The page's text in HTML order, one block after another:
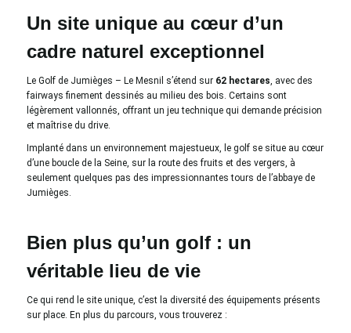
Un site unique au cœur d’un
cadre naturel exceptionnel
Le Golf de Jumièges – Le Mesnil s’étend sur 62 hectares , avec des
fairways finement dessinés au milieu des bois. Certains sont
légèrement vallonnés, offrant un jeu technique qui demande précision
et maîtrise du drive.
Implanté dans un environnement majestueux, le golf se situe au cœur
d’une boucle de la Seine, sur la route des fruits et des vergers, à
seulement quelques pas des impressionnantes tours de l’abbaye de
Jumièges.
Bien plus qu’un golf : un
véritable lieu de vie
Ce qui rend le site unique, c’est la diversité des équipements présents
sur place. En plus du parcours, vous trouverez :